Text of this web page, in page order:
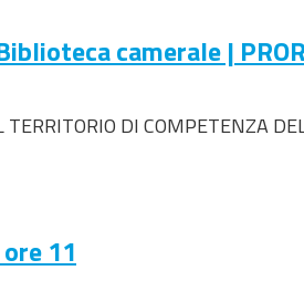
camerale |
DI COMPETENZA
11